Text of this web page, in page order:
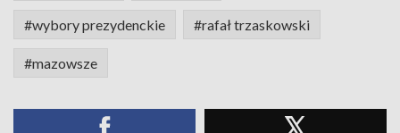
#wybory prezydenckie #rafał trzaskowski
#mazowsze